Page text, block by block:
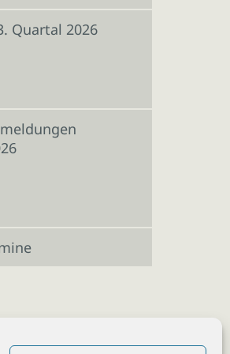
Quartal 2026